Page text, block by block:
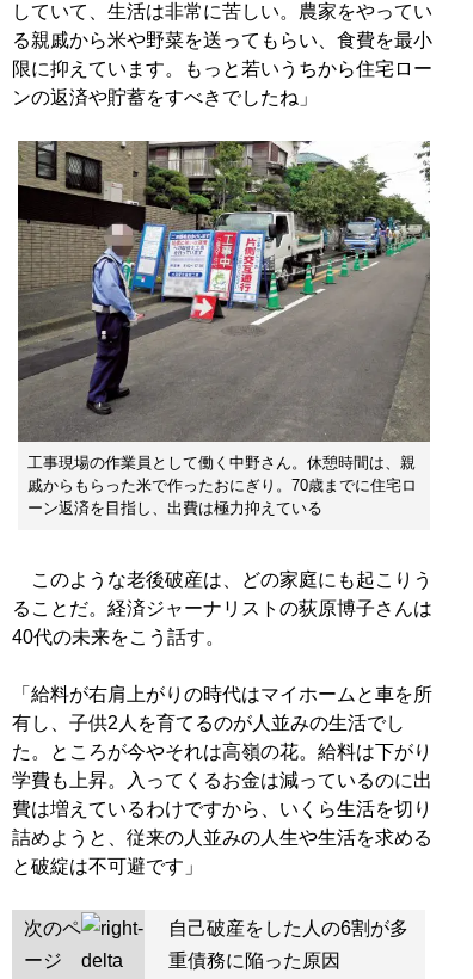
していて、生活は非常に苦しい。農家をやってい
る親戚から米や野菜を送ってもらい、食費を最小
限に抑えています。もっと若いうちから住宅ロー
ンの返済や貯蓄をすべきでしたね」
工事現場の作業員として働く中野さん。休憩時間は、親
戚からもらった米で作ったおにぎり。70歳までに住宅ロ
ーン返済を目指し、出費は極力抑えている
このような老後破産は、どの家庭にも起こりう
ることだ。経済ジャーナリストの荻原博子さんは
40代の未来をこう話す。
「給料が右肩上がりの時代はマイホームと車を所
有し、子供2人を育てるのが人並みの生活でし
た。ところが今やそれは高嶺の花。給料は下がり
学費も上昇。入ってくるお金は減っているのに出
費は増えているわけですから、いくら生活を切り
詰めようと、従来の人並みの人生や生活を求める
と破綻は不可避です」
次のペ
ージ
自己破産をした人の6割が多
重債務に陥った原因